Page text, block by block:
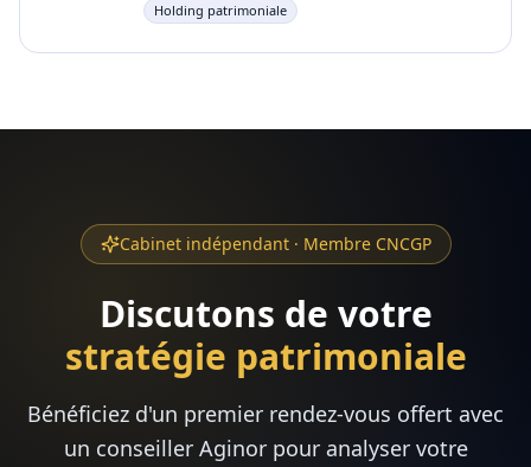
Holding patrimoniale
Cabinet indépendant · Membre CNCGP
Discutons de votre
stratégie patrimoniale
Bénéficiez d'un premier rendez-vous offert avec
un conseiller Aginor pour analyser votre